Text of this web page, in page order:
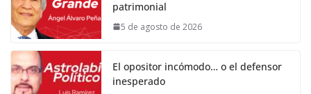
patrimonial
5 de agosto de 2026
El opositor incómodo… o el defensor
inesperado